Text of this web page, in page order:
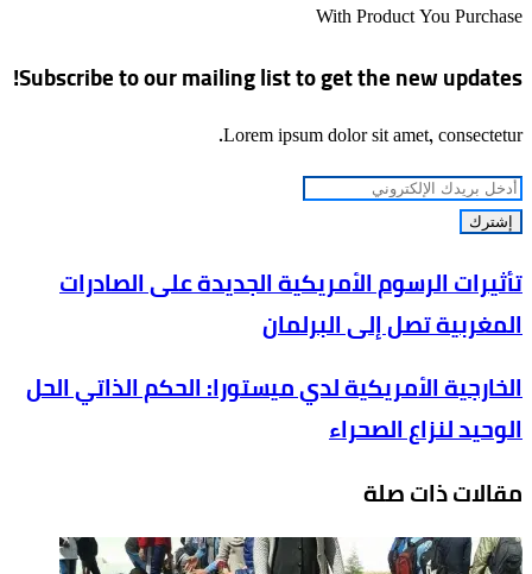
With Product You Purchase
Subscribe to our mailing list to get the new updates!
Lorem ipsum dolor sit amet, consectetur.
أدخل
بريدك
تأثيرات
الرسوم
الأمريكية
الجديدة
الصادرات
المغربية
تصل
إلى
تأثيرات الرسوم الأمريكية الجديدة على الصادرات
المغربية تصل إلى البرلمان
الخارجية
الأمريكية
لدي
ميستورا:
الذاتي
الخارجية الأمريكية لدي ميستورا: الحكم الذاتي الحل
الوحيد لنزاع الصحراء
مقالات ذات صلة